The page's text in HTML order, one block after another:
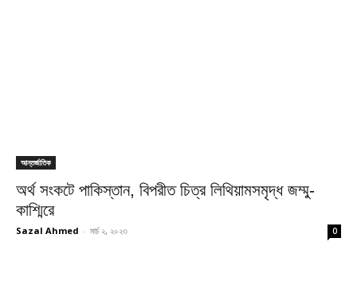
আন্তর্জাতিক
অর্থ সংকটে পাকিস্তান, বিপরীত চিত্র লিথিয়ামসমৃদ্ধ জম্মু-
কাশ্মিরে
Sazal Ahmed - মার্চ ২, ২০২৩ 0